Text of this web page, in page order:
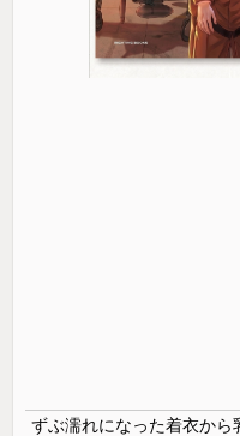
ずぶ濡れになった着衣か